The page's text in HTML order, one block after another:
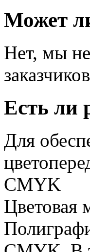
Может
Нет, мы
Есть ли
Для
CMYK
Цветовая